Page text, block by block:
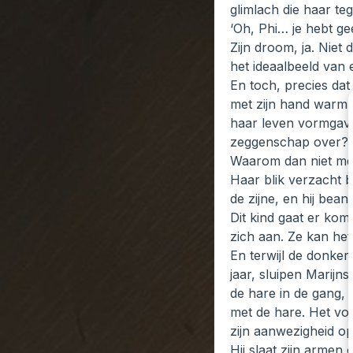
glimlach die haar
‘Oh, Phi… je hebt
Zijn droom, ja. Niet
het ideaalbeeld van
En toch, precies
met zijn hand
haar leven
zeggenschap
Waarom dan niet
Haar blik verzacht
de zijne, en hij
Dit kind gaat er
zich aan. Ze kan
En terwijl de
jaar, sluipen
de hare in de gang,
met de hare. Het
zijn aanwezigheid